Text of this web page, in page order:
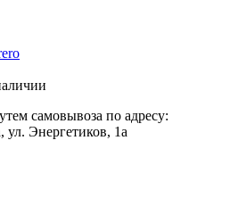
самовывоза по адресу:
ул. Энергетиков, 1а